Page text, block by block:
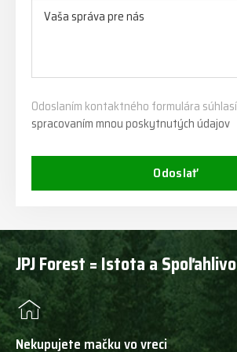
Odoslaním kontaktného formulára
spracovaním mnou poskytnutých údajov
Odoslať
JPJ Forest = Istota a
Nekupujete mačku vo vreci